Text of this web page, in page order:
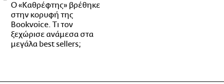
Ο «Καθρέφτης» βρέθηκε
στην κορυφή της
Bookvoice. Τι τον
ξεχώρισε ανάμεσα στα
μεγάλα best sellers;